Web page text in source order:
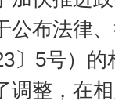
公布法律
〕5号）
调整，在